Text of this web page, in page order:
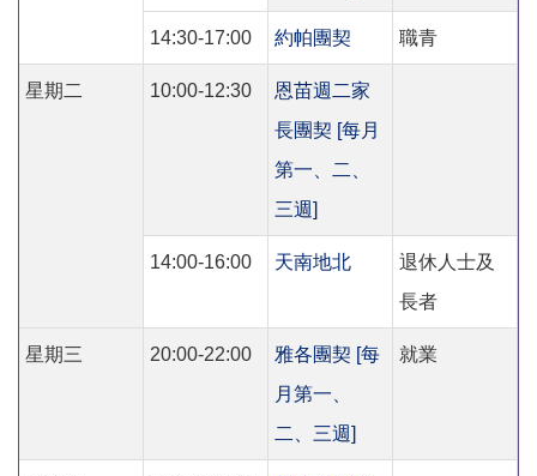
14:30-17:00 約帕團契 職青
星期二 10:00-12:30
恩苗週二家
長團契 [每月
第一、二、
三週]
14:00-16:00 天南地北
退休人士及
長者
星期三 20:00-22:00
雅各團契 [每
月第一、
二、三週]
就業